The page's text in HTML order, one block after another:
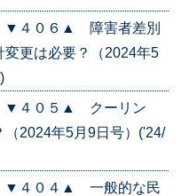
▼４０６▲ 障害者差別
更は必要？（2024年5
】▼４０５▲ クーリン
2024年5月9日号）('24/
▼４０４▲ 一般的な民